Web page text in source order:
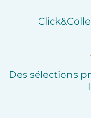
Des sélections